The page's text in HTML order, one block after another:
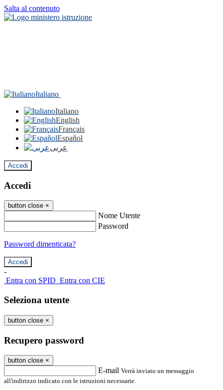
Salta al contenuto
Italiano
Italiano
English
Français
Español
عربى
Accedi
Accedi
button close ×
Nome Utente
Password
Password dimenticata?
-
Entra con SPID Entra con CIE
Seleziona utente
button close ×
Recupero password
button close ×
E-mail Verrà inviato un messaggio
all'indirizzo indicato con le istruzioni necessarie.